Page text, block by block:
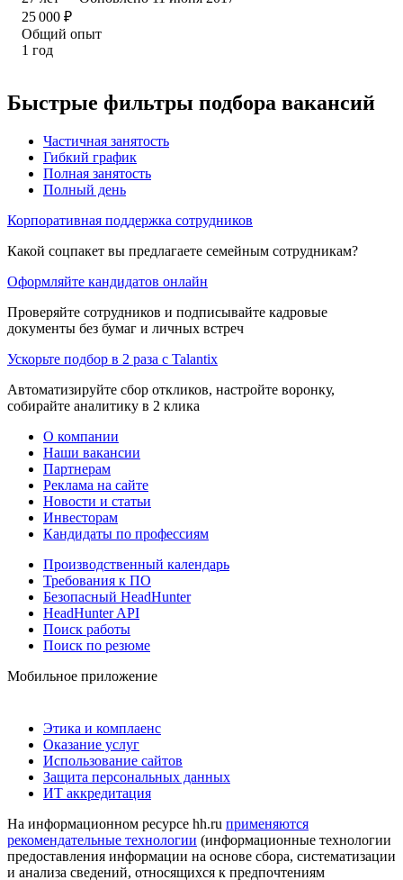
25 000 ₽
Общий опыт
1 год
Быстрые фильтры подбора вакансий
Частичная занятость
Гибкий график
Полная занятость
Полный день
Корпоративная поддержка сотрудников
Какой соцпакет вы предлагаете семейным сотрудникам?
Оформляйте кандидатов онлайн
Проверяйте сотрудников и подписывайте кадровые
документы без бумаг и личных встреч
Ускорьте подбор в 2 раза с Talantix
Автоматизируйте сбор откликов, настройте воронку,
собирайте аналитику в 2 клика
О компании
Наши вакансии
Партнерам
Реклама на сайте
Новости и статьи
Инвесторам
Кандидаты по профессиям
Производственный календарь
Требования к ПО
Безопасный HeadHunter
HeadHunter API
Поиск работы
Поиск по резюме
Мобильное приложение
Этика и комплаенс
Оказание услуг
Использование сайтов
Защита персональных данных
ИТ аккредитация
На информационном ресурсе hh.ru применяются
рекомендательные технологии (информационные технологии
предоставления информации на основе сбора, систематизации
и анализа сведений, относящихся к предпочтениям